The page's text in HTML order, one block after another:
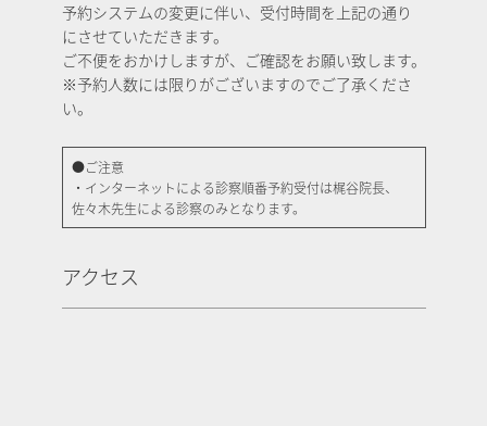
予約システムの変更に伴い、受付時間を上記の通り
にさせていただきます。
ご不便をおかけしますが、ご確認をお願い致します。
※予約人数には限りがございますのでご了承くださ
い。
●ご注意
・インターネットによる診察順番予約受付は梶谷院長、
佐々木先生による診察のみとなります。
アクセス